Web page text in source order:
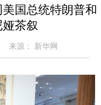
国总统特朗普和
茶叙
来源： 新华网